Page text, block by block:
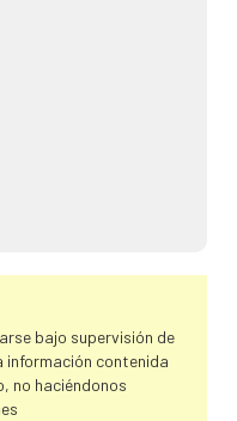
bajo supervisión de
contenida
no haciéndonos